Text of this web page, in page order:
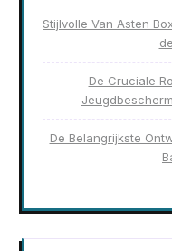
Stijlvolle Van Asten
De Cruciale
De Belangrijkste